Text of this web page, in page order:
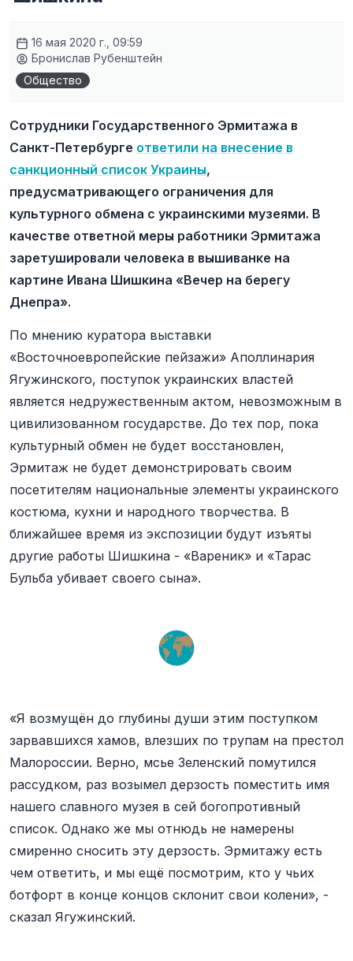
16 мая 2020 г., 09:59
Бронислав Рубенштейн
Общество
Сотрудники Государственного Эрмитажа в
Санкт-Петербурге ответили на внесение в
санкционный список Украины,
предусматривающего ограничения для
культурного обмена с украинскими музеями. В
качестве ответной меры работники Эрмитажа
заретушировали человека в вышиванке на
картине Ивана Шишкина «Вечер на берегу
Днепра».
По мнению куратора выставки
«Восточноевропейские пейзажи» Аполлинария
Ягужинского, поступок украинских властей
является недружественным актом, невозможным в
цивилизованном государстве. До тех пор, пока
культурный обмен не будет восстановлен,
Эрмитаж не будет демонстрировать своим
посетителям национальные элементы украинского
костюма, кухни и народного творчества. В
ближайшее время из экспозиции будут изъяты
другие работы Шишкина - «Вареник» и «Тарас
Бульба убивает своего сына».
«Я возмущён до глубины души этим поступком
зарвавшихся хамов, влезших по трупам на престол
Малороссии. Верно, мсье Зеленский помутился
рассудком, раз возымел дерзость поместить имя
нашего славного музея в сей богопротивный
список. Однако же мы отнюдь не намерены
смиренно сносить эту дерзость. Эрмитажу есть
чем ответить, и мы ещё посмотрим, кто у чьих
ботфорт в конце концов склонит свои колени», -
сказал Ягужинский.